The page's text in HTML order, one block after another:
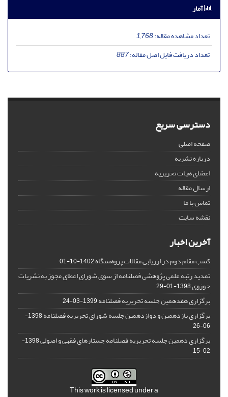
آمار
تعداد مشاهده مقاله:1,768
تعداد دریافت فایل اصل مقاله:887
دسترسی سریع
صفحه اصلی
درباره نشریه
اعضای هیات تحریریه
ارسال مقاله
تماس با ما
نقشه سایت
آخرین اخبار
کسب مقام دوم در ارزیابی مقالات پژوهشگاه1402-10-01
تمدید رتبه علمی پژوهشی فصلنامه از سوی شورای اعطای مجوز به نشریات
حوزوی1398-01-29
برگزاری هفدهمین جلسه تحریریه فصلنامه1399-03-24
برگزاری یازدهمین و دوازدهمین جلسه شورای تحریریه فصلنامه
1398-
06-26
برگزاری دهمین جلسه تحریریه فصلنامه جستارهای فقهی و اصولی
1398-
02-15
This work is licensed under a